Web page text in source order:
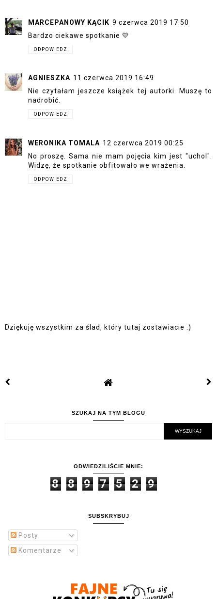
MARCEPANOWY KĄCIK 9 czerwca 2019 17:50
Bardzo ciekawe spotkanie 💛
ODPOWIEDZ
AGNIESZKA 11 czerwca 2019 16:49
Nie czytałam jeszcze książek tej autorki. Muszę to
nadrobić.
ODPOWIEDZ
WERONIKA TOMALA 12 czerwca 2019 00:25
No proszę. Sama nie mam pojęcia kim jest "uchol".
Widzę, że spotkanie obfitowało we wrażenia.
ODPOWIEDZ
Dziękuję wszystkim za ślad, który tutaj zostawiacie :)
SZUKAJ NA TYM BLOGU
ODWIEDZILIŚCIE MNIE:
8 8 9 7 5 2 9
SUBSKRYBUJ
Posty
Komentarze